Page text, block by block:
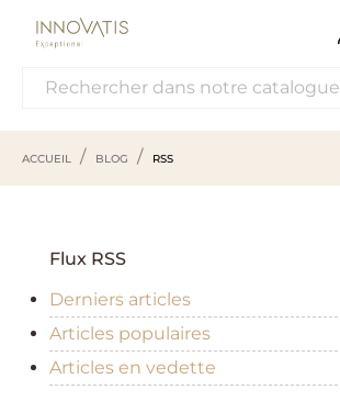
ACCUEIL BLOG RSS
Flux RSS
Derniers articles
Articles populaires
Articles en vedette